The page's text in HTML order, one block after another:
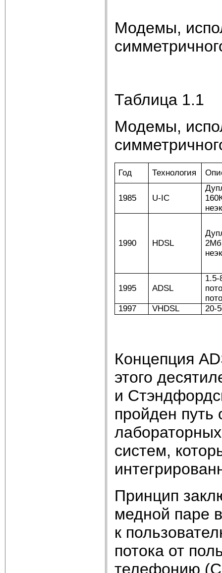
Модемы,
Таблица 1.1
Модемы,
Год Технология
1985 U-IC
1990 HDSL
1995 ADSL
1997
VHDSL 20-
Концепция
этого
и
пройден путь
систем,
Принцип
медной паре
к
потока от
телефонию